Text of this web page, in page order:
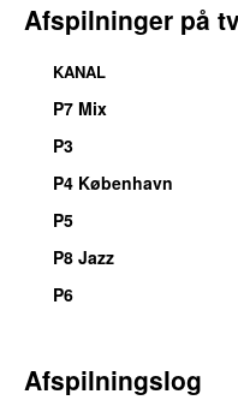
Afspilninger på
KANAL
P7 Mix
P3
P4 København
P5
P8 Jazz
P6
Afspilningslog